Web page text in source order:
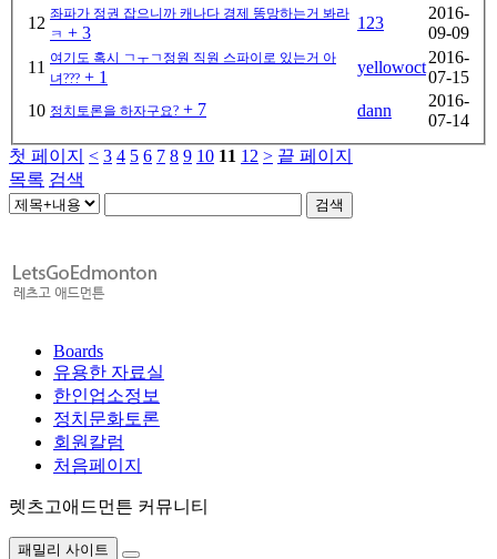
12 좌파가 정권 잡으니까 캐나다 경제 똥망하는거 봐라
ㅋ + 3
123
2016-
09-09
11 여기도 혹시 ㄱㅜㄱ정원 직원 스파이로 있는거 아
녀??? + 1
yellowoct
2016-
07-15
10 정치토론을 하자구요? + 7 dann
2016-
07-14
첫 페이지 < 3 4 5 6 7 8 9 10 11 12 > 끝 페이지
목록 검색
검색
Boards
유용한 자료실
한인업소정보
정치문화토론
회원칼럼
처음페이지
렛츠고애드먼튼 커뮤니티
패밀리 사이트